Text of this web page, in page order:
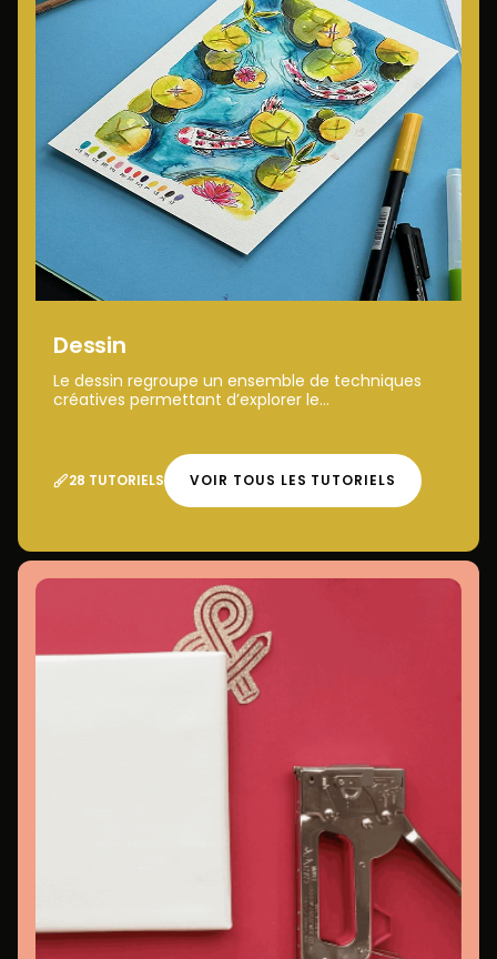
Dessin
Le dessin regroupe un ensemble de techniques
créatives permettant d’explorer le...
28 TUTORIELS VOIR TOUS LES TUTORIELS